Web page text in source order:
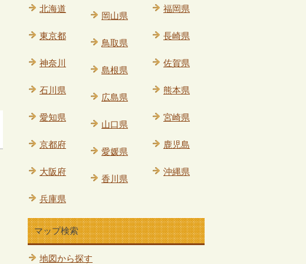
北海道
東京都
神奈川
石川県
愛知県
京都府
大阪府
兵庫県
岡山県
鳥取県
島根県
広島県
山口県
愛媛県
香川県
福岡県
長崎県
佐賀県
熊本県
宮崎県
鹿児島
沖縄県
マップ検索
地図から探す